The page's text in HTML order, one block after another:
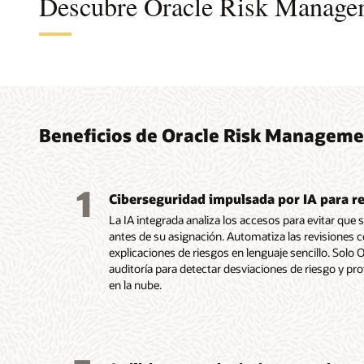
de
Facilita
acceso
que
pago
para
o
el tuyo
Utiliza
Beneficios de Oracle Risk
1 Ciberseguridad impulsada por IA para
La IA integrada analiza los accesos para evitar
antes de su asignación. Automatiza las revisiones
explicaciones de riesgos en lenguaje sencillo. Solo
auditoría para detectar desviaciones de riesgo y
en la nube.